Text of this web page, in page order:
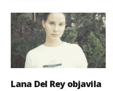
Lana Del Rey objavila